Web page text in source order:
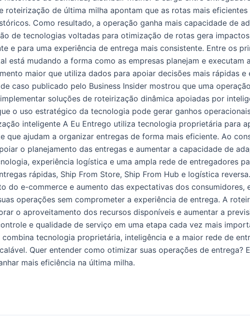
roteirização de última milha apontam que as rotas mais
Como resultado, a operação ganha mais capacidade de
de tecnologias voltadas para otimização de rotas gera
e para uma experiência de entrega mais consistente. Entre os
está mudando a forma como as empresas planejam e
maior que utiliza dados para apoiar decisões mais rápidas
caso publicado pelo Business Insider mostrou que uma
soluções de roteirização dinâmica apoiadas por
o uso estratégico da tecnologia pode gerar ganhos
inteligente A Eu Entrego utiliza tecnologia proprietária para
que ajudam a organizar entregas de forma mais eficiente. Ao
o planejamento das entregas e aumentar a capacidade de
experiência logística e uma ampla rede de entregadores
rápidas, Ship From Store, Ship From Hub e logística
do e-commerce e aumento das expectativas dos
operações sem comprometer a experiência de entrega. A
o aproveitamento dos recursos disponíveis e aumentar a
e qualidade de serviço em uma etapa cada vez mais
combina tecnologia proprietária, inteligência e a maior rede de
Quer entender como otimizar suas operações de
mais eficiência na última milha.